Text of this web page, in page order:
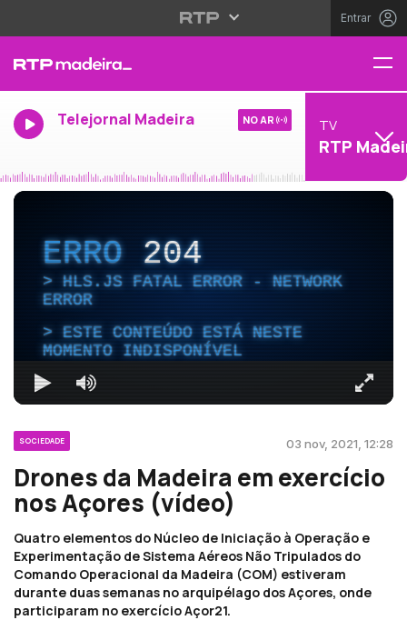
Entrar
Telejornal Madeira NO AR TV
RTP
ERRO204
HLS.JS FATAL ERROR - NETWORK
ERROR
ESTE CONTEÚDO ESTÁ NESTE
MOMENTO INDISPONÍVEL
SOCIEDADE 03 nov, 2021, 12:28
Drones da Madeira em exercício
nos Açores (vídeo)
Quatro elementos do Núcleo de Iniciação à Operação e
Experimentação de Sistema Aéreos Não Tripulados do
Comando Operacional da Madeira (COM) estiveram
durante duas semanas no arquipélago dos Açores, onde
participaram no exercício Açor21.